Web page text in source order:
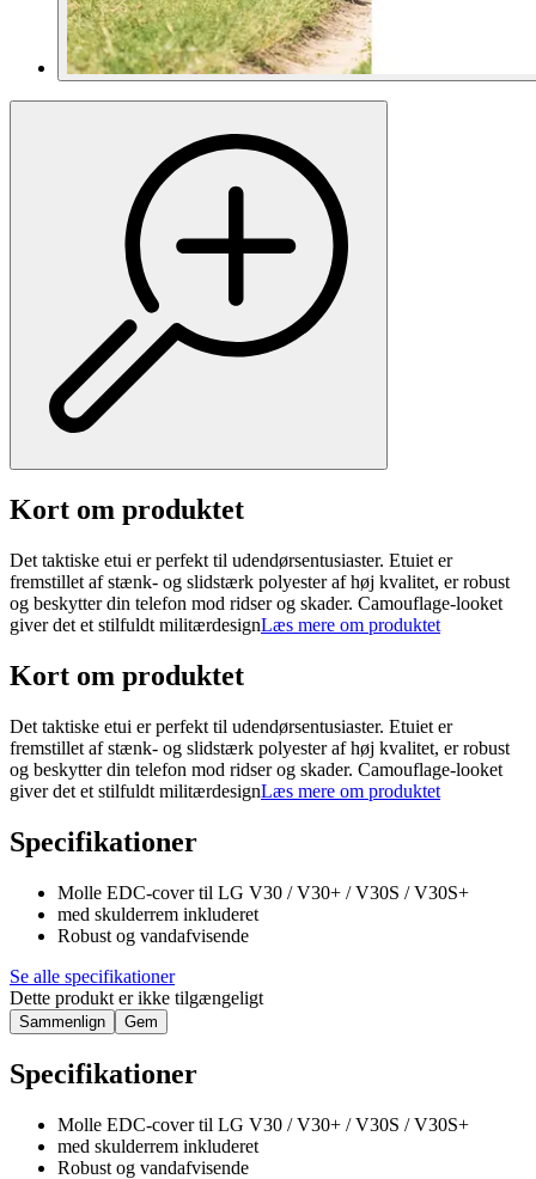
Kort om produktet
Det taktiske etui er perfekt til udendørsentusiaster. Etuiet er
fremstillet af stænk- og slidstærk polyester af høj kvalitet, er robust
og beskytter din telefon mod ridser og skader. Camouflage-looket
giver det et stilfuldt militærdesignLæs mere om produktet
Kort om produktet
Det taktiske etui er perfekt til udendørsentusiaster. Etuiet er
fremstillet af stænk- og slidstærk polyester af høj kvalitet, er robust
og beskytter din telefon mod ridser og skader. Camouflage-looket
giver det et stilfuldt militærdesignLæs mere om produktet
Specifikationer
Molle EDC-cover til LG V30 / V30+ / V30S / V30S+
med skulderrem inkluderet
Robust og vandafvisende
Se alle specifikationer
Dette produkt er ikke tilgængeligt
Sammenlign Gem
Specifikationer
Molle EDC-cover til LG V30 / V30+ / V30S / V30S+
med skulderrem inkluderet
Robust og vandafvisende